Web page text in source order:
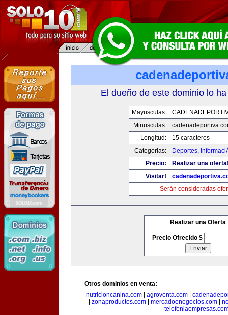
El dueño de este dominio lo
Mayusculas:
Minusculas:
Longitud:
15 caracteres
Categorias:
Deportes,
Precio:
Realizar una
Visitar!
Serán consideradas
Realizar una Oferta
Precio Ofrecido $
Otros dominios en venta:
nutricioncanina.com| agroventa.com|
zonaproductos.com mercadoenegocios.com